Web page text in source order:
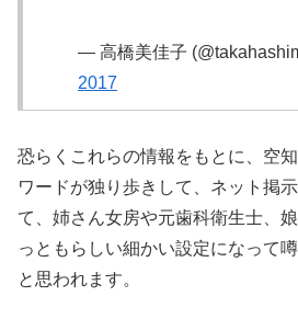
— 高橋美佳子
2017
恐らくこれらの情報をもとに、空
ワードが独り歩きして、ネット掲
て、姉さん女房や元歯科衛生士、
っともらしい細かい設定になって
と思われます。